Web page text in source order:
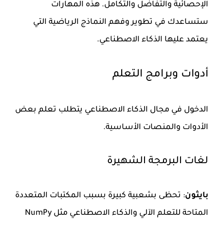
الإحصائية والتفاضل والتكامل. هذه المهارات
ستساعدك في تطوير وفهم النماذج الرياضية التي
يعتمد عليها الذكاء الاصطناعي.
أدوات وبرامج التعلم
الدخول في مجال الذكاء الاصطناعي يتطلب تعلم بعض
الأدوات والمنصات الأساسية.
لغات البرمجة الشهيرة
بايثون: تحظى بشعبية كبيرة بسبب المكتبات المتعددة
المتاحة للتعلم الآلي والذكاء الاصطناعي مثل NumPy